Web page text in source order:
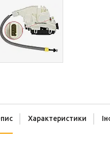
Характеристики